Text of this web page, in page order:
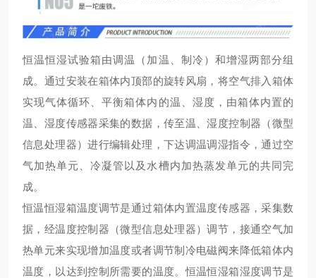
恒温恒湿试验箱由调温（加温、制冷）和增湿两部分组
成。通过安装在箱体内顶部的旋转风扇，将空气排入箱体
实现气体循环、平衡箱体内的温、湿度，由箱体内置的
温、湿度传感器采集的数据，传至温、湿度控制器（微型
信息处理器）进行编辑处理，下达调温调湿指令，通过空
气加热单元、冷凝管以及水槽内加热蒸发单元的共同完
成。
恒温恒湿箱温度调节是通过箱体内置温度传感器，采集数
据，经温度控制器（微型信息处理器）调节，接通空气加
热单元来实现增加温度或者调节制冷电磁阀来降低箱体内
温度，以达到控制所需要的温度。恒温恒湿箱湿度调节是